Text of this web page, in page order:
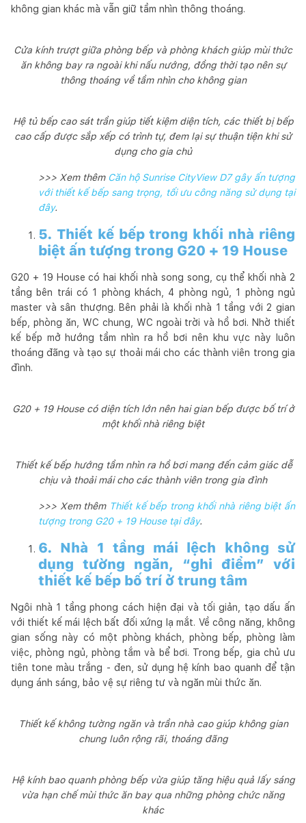
không gian khác mà vẫn giữ tầm nhìn thông thoáng.
Cửa kính trượt giữa phòng bếp và phòng khách giúp mùi thức
ăn không bay ra ngoài khi nấu nướng, đồng thời tạo nên sự
thông thoáng về tầm nhìn cho không gian
Hệ tủ bếp cao sát trần giúp tiết kiệm diện tích, các thiết bị bếp
cao cấp được sắp xếp có trình tự, đem lại sự thuận tiện khi sử
dụng cho gia chủ
>>> Xem thêm Căn hộ Sunrise CityView D7 gây ấn tượng
với thiết kế bếp sang trọng, tối ưu công năng sử dụng tại
đây.
5. Thiết kế bếp trong khối nhà riêng
biệt ấn tượng trong G20 + 19 House
G20 + 19 House có hai khối nhà song song, cụ thể khối nhà 2
tầng bên trái có 1 phòng khách, 4 phòng ngủ, 1 phòng ngủ
master và sân thượng. Bên phải là khối nhà 1 tầng với 2 gian
bếp, phòng ăn, WC chung, WC ngoài trời và hồ bơi. Nhờ thiết
kế bếp mở hướng tầm nhìn ra hồ bơi nên khu vực này luôn
thoáng đãng và tạo sự thoải mái cho các thành viên trong gia
đình.
G20 + 19 House có diện tích lớn nên hai gian bếp được bố trí ở
một khối nhà riêng biệt
Thiết kế bếp hướng tầm nhìn ra hồ bơi mang đến cảm giác dễ
chịu và thoải mái cho các thành viên trong gia đình
>>> Xem thêm Thiết kế bếp trong khối nhà riêng biệt ấn
tượng trong G20 + 19 House tại đây.
6. Nhà 1 tầng mái lệch không sử
dụng tường ngăn, “ghi điểm” với
thiết kế bếp bố trí ở trung tâm
Ngôi nhà 1 tầng phong cách hiện đại và tối giản, tạo dấu ấn
với thiết kế mái lệch bất đối xứng lạ mắt. Về công năng, không
gian sống này có một phòng khách, phòng bếp, phòng làm
việc, phòng ngủ, phòng tắm và bể bơi. Trong bếp, gia chủ ưu
tiên tone màu trắng - đen, sử dụng hệ kính bao quanh để tận
dụng ánh sáng, bảo vệ sự riêng tư và ngăn mùi thức ăn.
Thiết kế không tường ngăn và trần nhà cao giúp không gian
chung luôn rộng rãi, thoáng đãng
Hệ kính bao quanh phòng bếp vừa giúp tăng hiệu quả lấy sáng
vừa hạn chế mùi thức ăn bay qua những phòng chức năng
khác